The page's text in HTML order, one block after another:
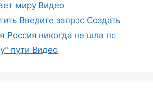
миру Видео
Введите запрос Создать
Россия никогда не шла по
пути Видео